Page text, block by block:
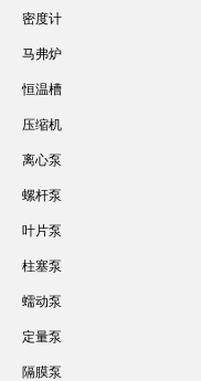
密度计
马弗炉
恒温槽
压缩机
离心泵
螺杆泵
叶片泵
柱塞泵
蠕动泵
定量泵
隔膜泵